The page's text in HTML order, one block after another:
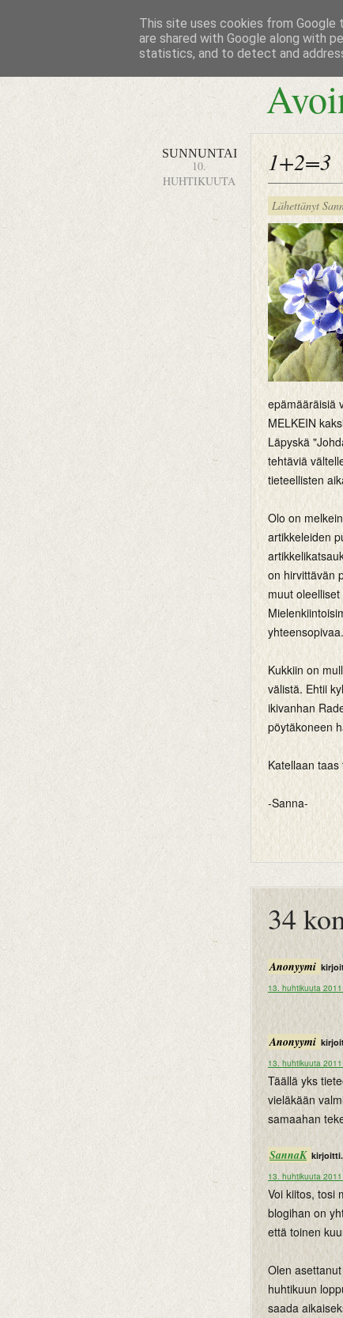
SUNNUNTAI
10.
HUHTIKUUTA
1+2=3
Lähettänyt
epämääräisiä
MELKEIN
Läpyskä
tehtäviä
tieteellisten
Olo on
artikkeleiden
on hirvittävän
muut
yhteensopivaa.
Kukkiin on
välistä. Ehtii
ikivanhan
pöytäkoneen
Katellaan
-Sanna-
34
Anonyymi
13. huhtikuuta
Anonyymi
13. huhtikuuta
Täällä yks
vieläkään
samaahan
SannaK
13. huhtikuuta
Voi kiitos, tosi
blogihan on
että toinen
Olen
huhtikuun
saada
This site uses cookies from Google
are shared with Google along with
statistics, and to detect and